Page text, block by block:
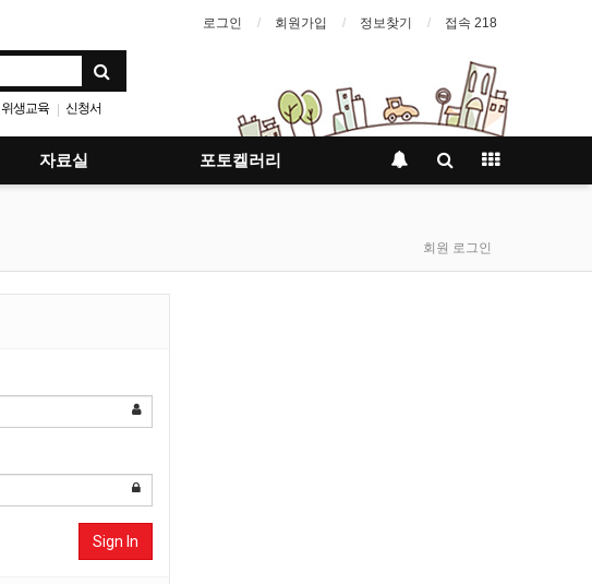
로그인 회원가입 정보찾기 접속 218
위생교육 | 신청서
자료실 포토켈러리
회원 로그인
Sign In